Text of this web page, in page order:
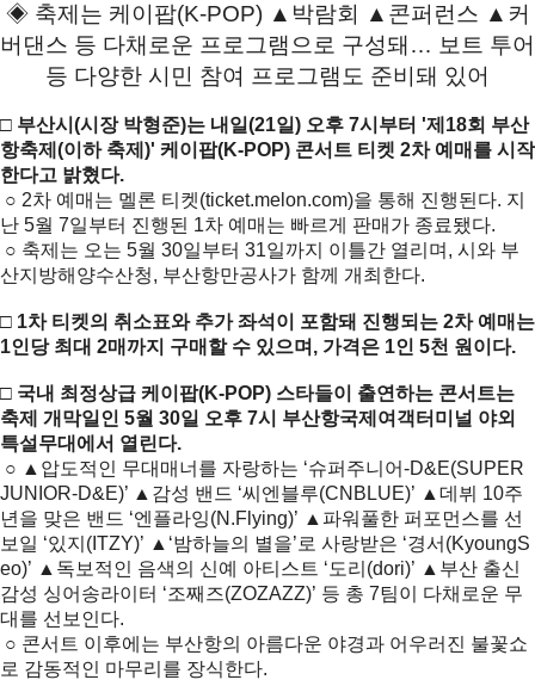
◈ 축제는 케이팝(K-POP) ▲박람회 ▲콘퍼런스 ▲커
버댄스 등 다채로운 프로그램으로 구성돼… 보트 투어
등 다양한 시민 참여 프로그램도 준비돼 있어
□ 부산시(시장 박형준)는 내일(21일) 오후 7시부터 '제18회 부산
항축제(이하 축제)' 케이팝(K-POP) 콘서트 티켓 2차 예매를 시작
한다고 밝혔다.
○ 2차 예매는 멜론 티켓(ticket.melon.com)을 통해 진행된다. 지
난 5월 7일부터 진행된 1차 예매는 빠르게 판매가 종료됐다.
○ 축제는 오는 5월 30일부터 31일까지 이틀간 열리며, 시와 부
산지방해양수산청, 부산항만공사가 함께 개최한다.
□ 1차 티켓의 취소표와 추가 좌석이 포함돼 진행되는 2차 예매는
1인당 최대 2매까지 구매할 수 있으며, 가격은 1인 5천 원이다.
□ 국내 최정상급 케이팝(K-POP) 스타들이 출연하는 콘서트는
축제 개막일인 5월 30일 오후 7시 부산항국제여객터미널 야외
특설무대에서 열린다.
○ ▲압도적인 무대매너를 자랑하는 ‘슈퍼주니어-D&E(SUPER
JUNIOR-D&E)’ ▲감성 밴드 ‘씨엔블루(CNBLUE)’ ▲데뷔 10주
년을 맞은 밴드 ‘엔플라잉(N.Flying)’ ▲파워풀한 퍼포먼스를 선
보일 ‘있지(ITZY)’ ▲‘밤하늘의 별을’로 사랑받은 ‘경서(KyoungS
eo)’ ▲독보적인 음색의 신예 아티스트 ‘도리(dori)’ ▲부산 출신
감성 싱어송라이터 ‘조째즈(ZOZAZZ)’ 등 총 7팀이 다채로운 무
대를 선보인다.
○ 콘서트 이후에는 부산항의 아름다운 야경과 어우러진 불꽃쇼
로 감동적인 마무리를 장식한다.